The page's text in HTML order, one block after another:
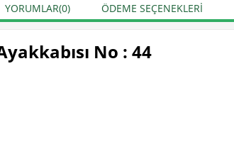
YORUMLAR(0) ÖDEME SEÇENEKLERI
No : 44